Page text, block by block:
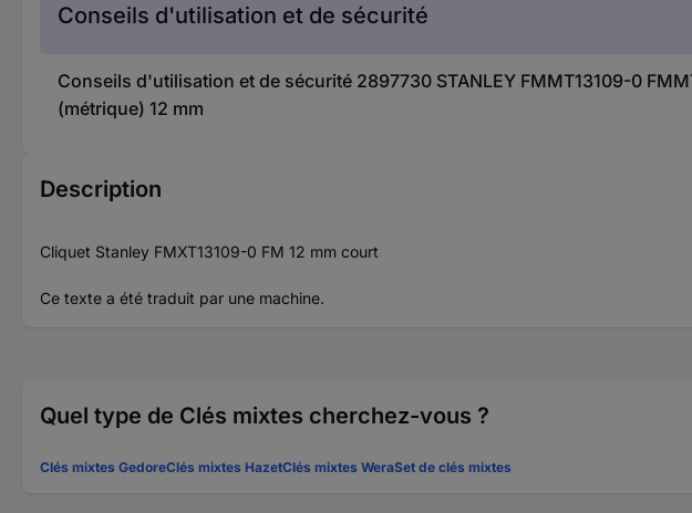
Conseils d'utilisation et de sécurité
Conseils d'utilisation et de sécurité 2897730 STANLEY FMMT13109-0
(métrique) 12 mm
Description
Cliquet Stanley FMXT13109-0 FM 12 mm court
Ce texte a été traduit par une machine.
Quel type de Clés mixtes cherchez-vous ?
Clés mixtes GedoreClés mixtes HazetClés mixtes WeraSet de clés mixtes